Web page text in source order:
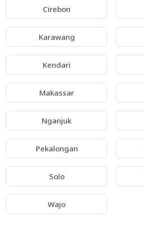
Cirebon
Karawang
Kendari
Makassar
Nganjuk
Pekalongan
Solo
Wajo